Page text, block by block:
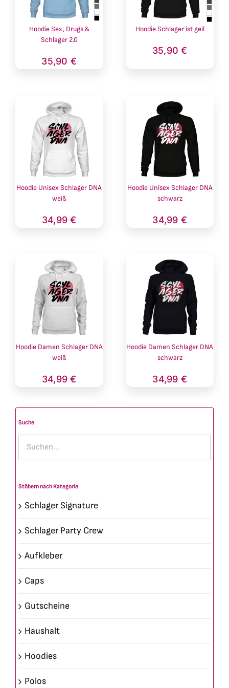
Suche
Stöbern nach Kategorie
Schlager Signature
Schlager Party Crew
Aufkleber
Caps
Gutscheine
Haushalt
Hoodies
Polos
Hoodie Sex, Drugs &
Schlager 2.0
35,90 €
Hoodie Schlager ist geil
35,90€
Hoodie Unisex Schlager DNA
weiß
34,99€
Hoodie Unisex Schlager DNA
schwarz
34,99 €
Hoodie Damen Schlager DNA
weiß
34,99€
Hoodie Damen Schlager DNA
schwarz
34,99 €